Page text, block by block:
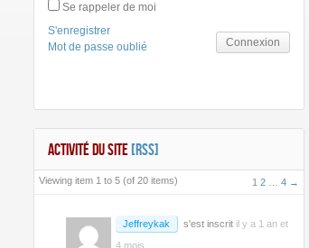
Se rappeler de moi
Connexion
S'enregistrer
Mot de passe oublié
ACTIVITÉ DU SITE [RSS]
Viewing item 1 to 5 (of 20 items) 1 2 4 →
Jeffreykak s'est inscrit il y a 1 an et
4 mois